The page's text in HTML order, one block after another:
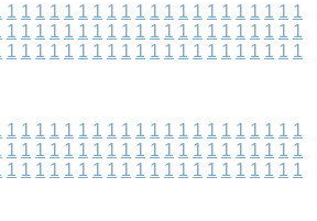
1 1 1 1 1 1 1 1 1 1 1 1 1 1 1 1 1 1 1 1 1
1 1 1 1 1 1 1 1 1 1 1 1 1 1 1 1 1 1 1 1 1
1 1 1 1 1 1 1 1 1 1 1 1 1 1 1 1 1 1 1 1 1
1 1 1 1 1 1 1 1 1 1 1 1 1 1 1 1 1 1 1 1 1
1 1 1 1 1 1 1 1 1 1 1 1 1 1 1 1 1 1 1 1 1
1 1 1 1 1 1 1 1 1 1 1 1 1 1 1 1 1 1 1 1 1